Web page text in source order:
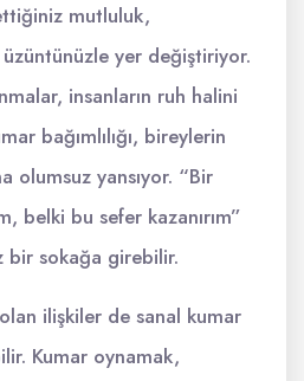
mutluluk,
yer değiştiriyor.
insanların ruh halini
bağımlılığı, bireylerin
olumsuz yansıyor. “Bir
belki bu sefer kazanırım”
bir sokağa girebilir.
ilişkiler de sanal kumar
Kumar oynamak,